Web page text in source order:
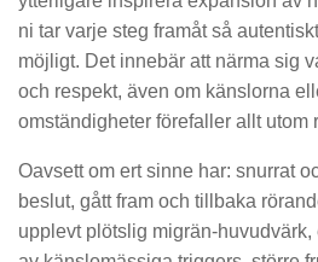
ni tar varje steg framåt så
möjligt. Det innebär att närma sig
och respekt, även om känslorna
omständigheter förefaller allt utom
Oavsett om ert sinne har: snurrat
beslut, gått fram och tillbaka
upplevt plötslig migrän-